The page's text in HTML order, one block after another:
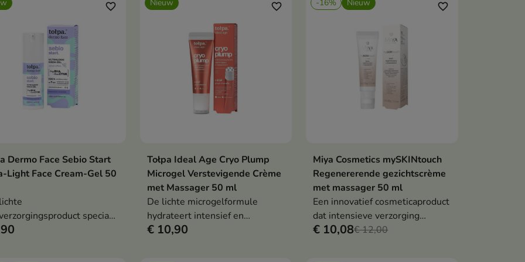
In winkelwagen
favorite_border
Dermo Face Sebio Start
Light Face Cream-Gel 50
speciaal
voor een vette,
Nieuw
In winkelwagen
favorite_border
Tołpa Ideal Age Cryo Plump
Microgel Verstevigende Crème
met Massager 50 ml
De lichte microgelformule
hydrateert intensief en
verbetert de stevigheid en
€ 10,90
-16% Nieuw
In winkelwagen
favorite_border
Miya Cosmetics mySKINtouch
Regenererende gezichtscrème
met massager 50 ml
Een innovatief cosmeticaproduct
dat intensieve verzorging
combineert met een
€ 10,08€ 12,00